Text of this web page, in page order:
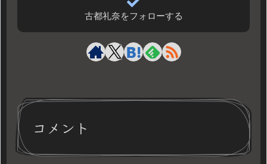
古都礼奈をフォローする
コメント